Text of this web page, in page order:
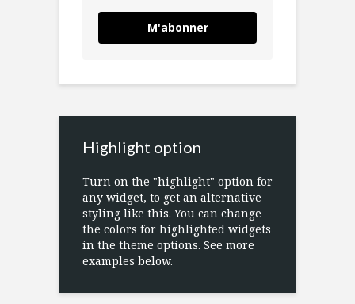
M'abonner
Highlight option
Turn on the "highlight" option for
any widget, to get an alternative
styling like this. You can change
the colors for highlighted widgets
in the theme options. See more
examples below.